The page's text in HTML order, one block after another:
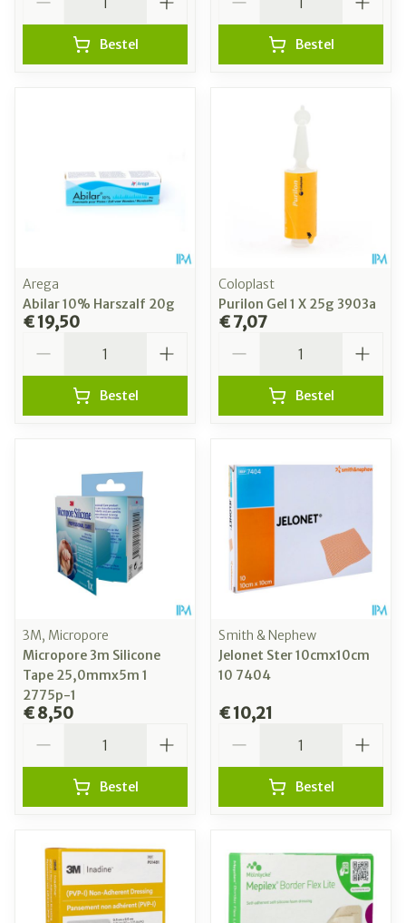
Bestel Bestel
Arega
Abilar 10% Harszalf 20g
€ 19,50
Bestel
Coloplast
Purilon Gel 1 X 25g 3903a
€ 7,07
Bestel
3M, Micropore
Micropore 3m Silicone
Tape 25,0mmx5m 1
2775p-1
€ 8,50
Bestel
Smith & Nephew
Jelonet Ster 10cmx10cm
10 7404
€ 10,21
Bestel